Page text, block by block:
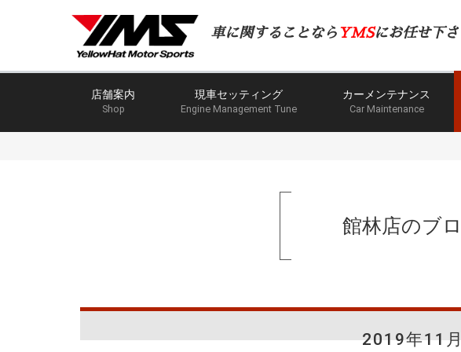
車に関することなら YMSにお任せ下さ
店舗案内
Shop
現車セッティング
Engine Management Tune
カーメンテナンス
Car Maintenance
館林店のブ
2019年11